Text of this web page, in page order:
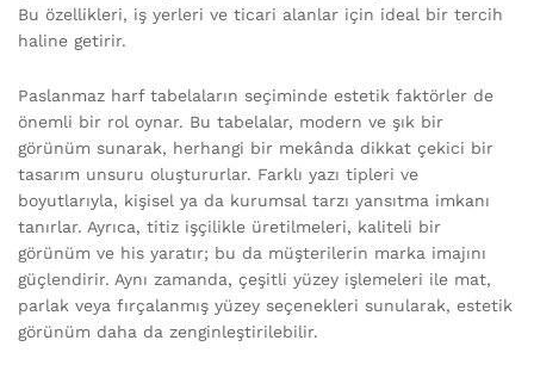
Bu özellikleri, iş yerleri ve ticari alanlar için ideal bir tercih
haline getirir.
Paslanmaz harf tabelaların seçiminde estetik faktörler de
önemli bir rol oynar. Bu tabelalar, modern ve şık bir
görünüm sunarak, herhangi bir mekânda dikkat çekici bir
tasarım unsuru oluştururlar. Farklı yazı tipleri ve
boyutlarıyla, kişisel ya da kurumsal tarzı yansıtma imkanı
tanırlar. Ayrıca, titiz işçilikle üretilmeleri, kaliteli bir
görünüm ve his yaratır; bu da müşterilerin marka imajını
güçlendirir. Aynı zamanda, çeşitli yüzey işlemeleri ile mat,
parlak veya fırçalanmış yüzey seçenekleri sunularak, estetik
görünüm daha da zenginleştirilebilir.